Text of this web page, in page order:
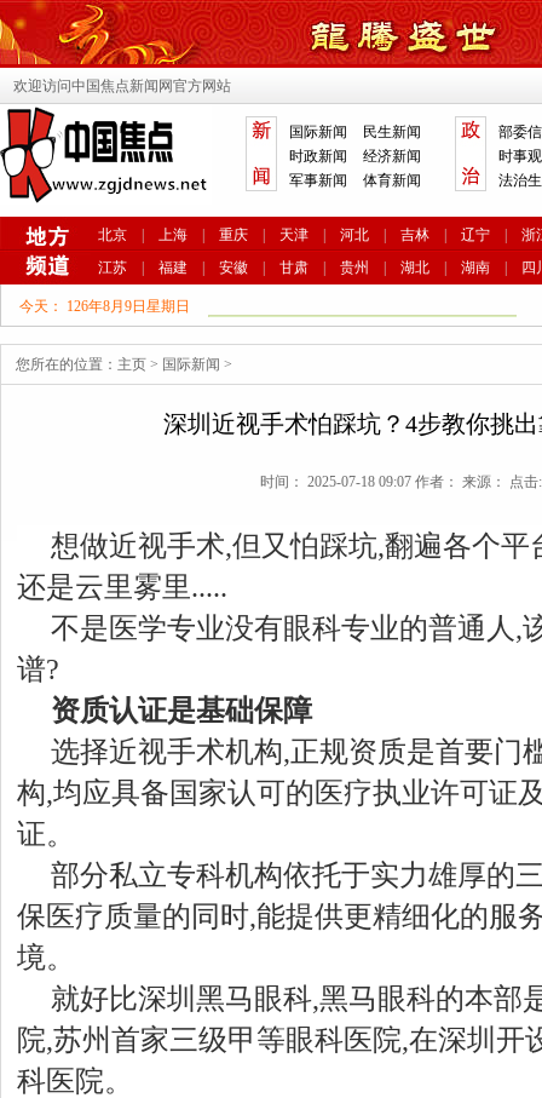
欢迎访问中国焦点新闻网官方网站
国际新闻
民生新闻
时政新闻
经济新闻
军事新闻
体育新闻
部委
时事
法治
北京 上海 重庆 天津 河北 吉林 辽宁
浙
江苏
福建 安徽 甘肃 贵州 湖北 湖南 四
今天： 126年8月9日星期日
您所在的位置： 主页 > 国际新闻 >
深圳近视手术怕踩坑？4步教你挑
时间： 2025-07-18 09:07 作者： 来源： 点击
想做近视手术,但又怕踩坑,翻遍各个
还是云里雾里.....
不是医学专业没有眼科专业的普通人,
谱?
资质认证是基础保障
选择近视手术机构,正规资质是首要门
构,均应具备国家认可的医疗执业许可证
证。
部分私立专科机构依托于实力雄厚的
保医疗质量的同时,能提供更精细化的服
境。
就好比深圳黑马眼科,黑马眼科的本部
院,苏州首家三级甲等眼科医院,在深圳开
科医院。